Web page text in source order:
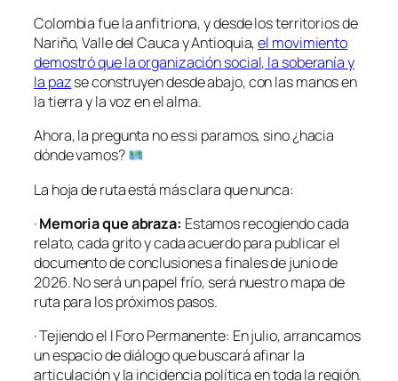
Colombia fue la anfitriona, y desde los territorios de
Nariño, Valle del Cauca y Antioquia,el movimiento
demostró que la organización social, la soberanía y
la pazse construyen desde abajo, con las manos en
la tierra y la voz en el alma.
Ahora, la pregunta no es si paramos, sino ¿hacia
dónde vamos?
La hoja de ruta está más clara que nunca:
·Memoria que abraza: Estamos recogiendo cada
relato, cada grito y cada acuerdo para publicar el
documento de conclusiones a finales de junio de
2026. No será un papel frío, será nuestro mapa de
ruta para los próximos pasos.
· Tejiendo el I Foro Permanente: En julio, arrancamos
un espacio de diálogo que buscará afinar la
articulación y la incidencia política en toda la región.